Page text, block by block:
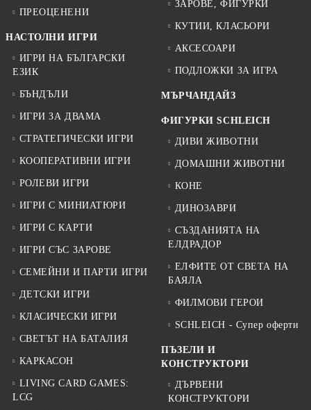
ПРЕОЦЕНЕНИ
НАСТОЛНИ ИГРИ
ИГРИ НА БЪЛГАРСКИ
ЕЗИК
БЪНДЪЛИ
ИГРИ ЗА ДВАМА
СТРАТЕГИЧЕСКИ ИГРИ
КООПЕРАТИВНИ ИГРИ
РОЛЕВИ ИГРИ
ИГРИ С МИНИАТЮРИ
ИГРИ С КАРТИ
ИГРИ СЪС ЗАРОВЕ
СЕМЕЙНИ И ПАРТИ ИГРИ
ДЕТСКИ ИГРИ
КЛАСИЧЕСКИ ИГРИ
СВЕТЪТ НА БАТАЛИЯ
КАРКАСОН
LIVING CARD GAMES:
LCG
ЗАРОВЕ, ФИГУРКИ
КУТИИ, КЛАСЬОРИ
АКСЕСОАРИ
ПОДЛОЖКИ ЗА ИГРА
МЪРЧАНДАЙЗ
ФИГУРКИ SCHLEICH
ДИВИ ЖИВОТНИ
ДОМАШНИ ЖИВОТНИ
КОНЕ
ДИНОЗАВРИ
СЪЗДАНИЯТА НА
ЕЛДРАДОР
ЕЛФИТЕ ОТ СВЕТА НА
БАЯЛА
ФИЛМОВИ ГЕРОИ
SCHLEICH - Супер оферти
ПЪЗЕЛИ И
КОНСТРУКТОРИ
ДЪРВЕНИ
КОНСТРУКТОРИ